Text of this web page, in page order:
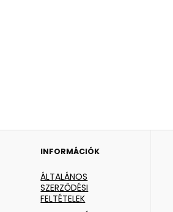
INFORMÁCIÓK
ÁLTALÁNOS
SZERZŐDÉSI
FELTÉTELEK